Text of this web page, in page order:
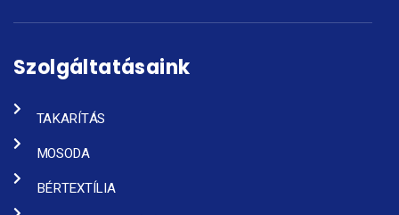
Szolgáltatásaink
TAKARÍTÁS
MOSODA
BÉRTEXTÍLIA